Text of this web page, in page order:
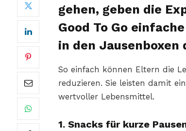
gehen, geben die
Good To Go
in den Jausenboxen
So einfach können Eltern die
reduzieren. Sie leisten damit
wertvoller Lebensmittel.
1. Snacks für kurze